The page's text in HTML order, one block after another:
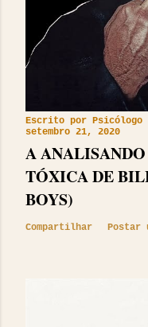
Escrito por Psicólogo
setembro 21, 2020
A
TÓXICA DE
BOYS)
Compartilhar Postar